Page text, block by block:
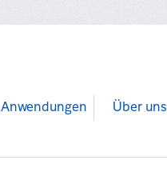
Anwendungen Über uns